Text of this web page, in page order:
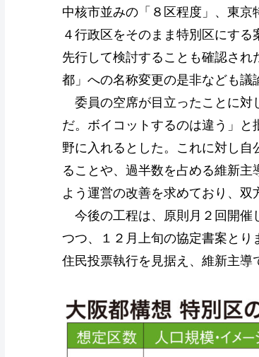
中核市並みの「８区程度」、東京
４行政区をそのまま特別区にす
先行して検討することも確認さ
都」への名称変更の是非なども議
委員の空席が目立ったことに対
だ。ボイコットするのは違う」
野に入れるとした。これに対し
ることや、過半数を占める維新
よう運営の改善を求めており、双
今後の工程は、原則月２回開催
つつ、１２月上旬の協定書案と
住民投票執行を見据え、維新主導